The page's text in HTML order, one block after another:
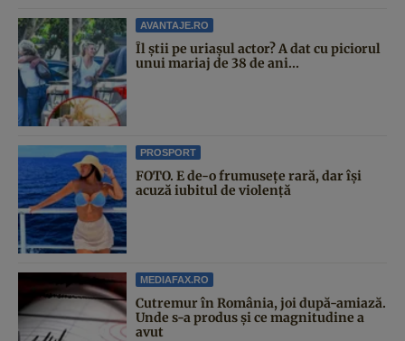
AVANTAJE.RO
Îl știi pe uriașul actor? A dat cu piciorul
unui mariaj de 38 de ani...
PROSPORT
FOTO. E de-o frumusețe rară, dar își
acuză iubitul de violență
MEDIAFAX.RO
Cutremur în România, joi după-amiază.
Unde s-a produs și ce magnitudine a
avut